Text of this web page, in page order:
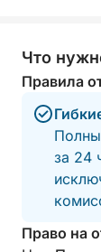
Что
Правила
за 24
Право на